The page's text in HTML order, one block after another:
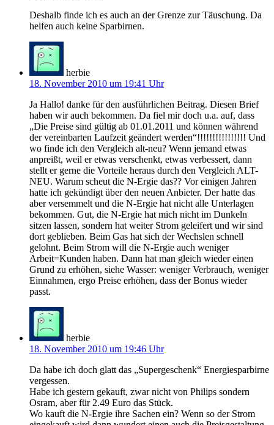
Deshalb finde ich es auch an der Grenze zur Täuschung. Da
helfen auch keine Sparbirnen.
herbie
18. November 2010 um 19:41 Uhr
Ja Hallo! danke für den ausführlichen Beitrag. Diesen Brief
haben wir auch bekommen. Da fiel mir doch u.a. auf, dass
„Die Preise sind gültig ab 01.01.2011 und können während
der vereinbarten Laufzeit geändert werden“!!!!!!!!!!!!!!!! Und
wo finde ich den Vergleich alt-neu? Wenn jemand etwas
anpreißt, weil er etwas verschenkt, etwas verbessert, dann
stellt er gerne die Vorteile heraus durch den Vergleich ALT-
NEU. Warum scheut die N-Ergie das?? Vor einigen Jahren
hatte ich gekündigt über den neuen Anbieter. Der hatte das
aber versemmelt und die N-Ergie hat nicht alle Unterlagen
bekommen. Gut, die N-Ergie hat mich nicht im Dunkeln
sitzen lassen, sondern hat weiter Strom geleifert und wir sind
dort geblieben. Beim Gas hat sich der Wechslen schnell
gelohnt. Beim Strom will die N-Ergie auch weniger
Arbeit=Kunden haben. Dann hat man gleich wieder einen
Grund zu erhöhen, siehe Wasser: weniger Verbrauch, weniger
Einnahmen, ergo Preise erhöhen, dass der Bonus wieder
passt.
herbie
18. November 2010 um 19:46 Uhr
Da habe ich doch glatt das „Supergeschenk“ Energiesparbirne
vergessen.
Habe ich gestern gekauft, zwar nicht von Philips sondern
Osram, aber für 2.49 Euro das Stück.
Wo kauft die N-Ergie ihre Sachen ein? Wenn so der Strom